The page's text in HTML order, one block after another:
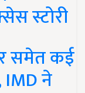
स्टोरी
समेत कई
IMD ने